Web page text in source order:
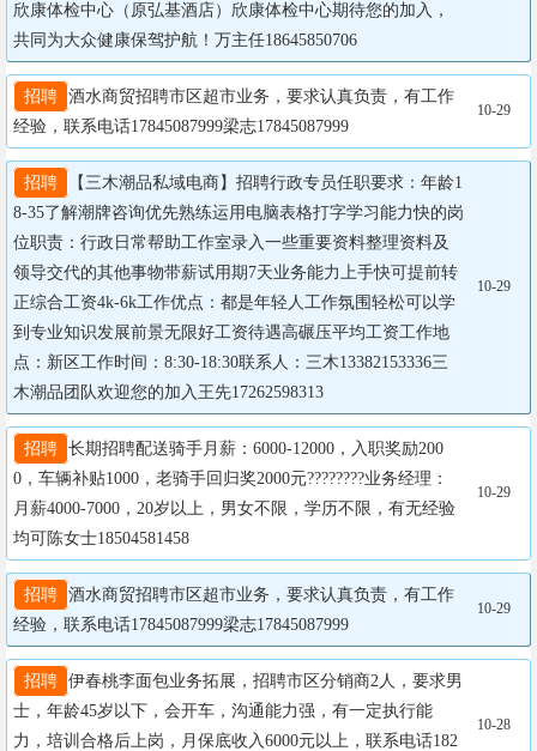
欣康体检中心（原弘基酒店）欣康体检中心期待您的加入，
共同为大众健康保驾护航！万主任18645850706
招聘 酒水商贸招聘市区超市业务，要求认真负责，有工作
经验，联系电话17845087999梁志17845087999
10-29
招聘
【三木潮品私域电商】招聘行政专员任职要求：年龄1
8-35了解潮牌咨询优先熟练运用电脑表格打字学习能力快的岗
位职责：行政日常帮助工作室录入一些重要资料整理资料及
领导交代的其他事物带薪试用期7天业务能力上手快可提前转
正综合工资4k-6k工作优点：都是年轻人工作氛围轻松可以学
到专业知识发展前景无限好工资待遇高碾压平均工资工作地
点：新区工作时间：8:30-18:30联系人：三木13382153336三
木潮品团队欢迎您的加入王先17262598313
10-29
招聘 长期招聘配送骑手月薪：6000-12000，入职奖励200
0，车辆补贴1000，老骑手回归奖2000元????????业务经理：
月薪4000-7000，20岁以上，男女不限，学历不限，有无经验
均可陈女士18504581458
10-29
招聘 酒水商贸招聘市区超市业务，要求认真负责，有工作
经验，联系电话17845087999梁志17845087999
10-29
招聘 伊春桃李面包业务拓展，招聘市区分销商2人，要求男
士，年龄45岁以下，会开车，沟通能力强，有一定执行能
力，培训合格后上岗，月保底收入6000元以上，联系电话182
10-28